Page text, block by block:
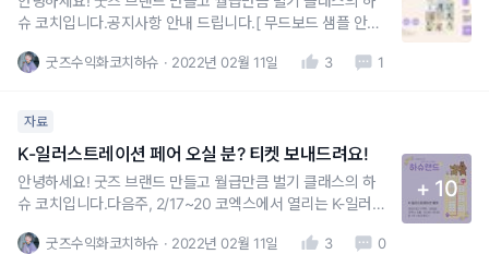
슈 코치입니다.공지사항 안내 드립니다.[ 무드보드 샘플 안내
com/sooh0106/222633994089위는 제가 블로그에 쓴 글
굿즈수익화코치하슈 2022년 02월 11일 3 1
자료
K-일러스트레이션 페어 오실 분? 티켓 보내드려요!
안녕하세요! 굿즈 브랜드 만들고 월급만큼 벌기 클래스의 하
슈 코치입니다.다음주, 2/17~20 코엑스에서 열리는 K-일러스
실 분 계신가요?티켓 보내드릴게요 :)https://blog.naver.co
+ 10
굿즈수익화코치하슈 2022년 02월 11일 3 0